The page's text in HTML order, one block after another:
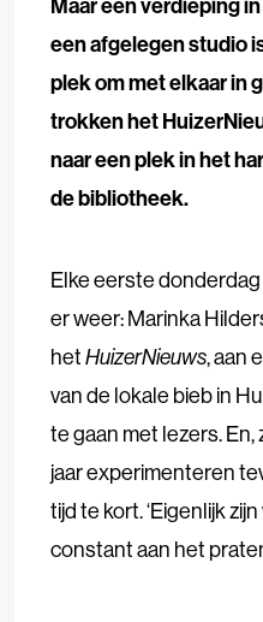
een afgelegen studio
plek om met elkaar in
trokken het
naar een plek in het
de bibliotheek.
Elke eerste
er weer: Marinka
hetHuizerNieuws, aan
van de lokale bieb in
te gaan met lezers.
jaar experimenteren
tijd te kort. ‘Eigenlijk
constant aan het